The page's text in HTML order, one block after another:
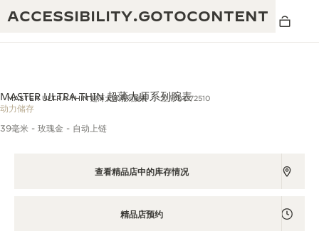
ACCESSIBILITY.GOTOCONTENT
黄金比例水幕音乐秀
积家REVERSO 1931 CAFÉ
非凡创意：430多项专利
MASTER ULTRA THIN 超薄大师系列腕表 型号Q1372510
MASTER ULTRA THIN 超薄大师系列腕表
动力储存
39毫米 - 玫瑰金 - 自动上链
查看精品店中的库存情况
精品店预约